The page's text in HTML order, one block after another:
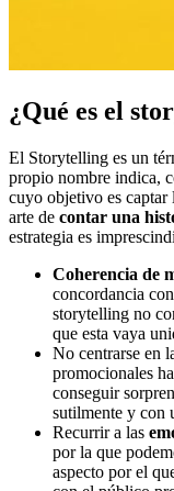
¿Qué es el
El Storytelling es un
propio nombre indica,
cuyo objetivo es captar
arte de contar una
estrategia es
Coherencia de
concordancia
storytelling no
que esta vaya
No centrarse en
promocionales
conseguir
sutilmente y con
Recurrir a las
por la que
aspecto por el